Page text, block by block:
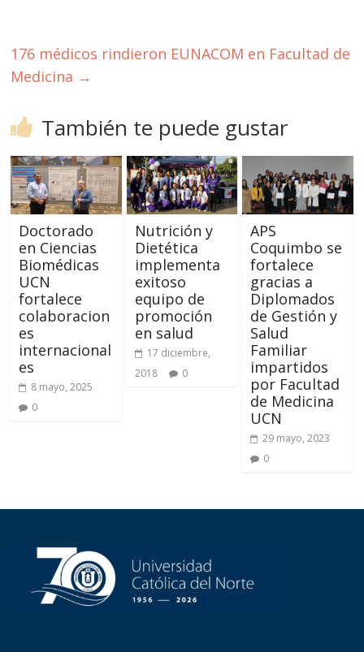
176 médicos rindieron EUNACOM en Facultad de
Medicina →
También te puede gustar
Doctorado
en Ciencias
Biomédicas
UCN
fortalece
colaboracion
es
internacional
es
8 mayo, 2025
0
Nutrición y
Dietética
implementa
exitoso
equipo de
promoción
en salud
17 diciembre,
2018
0
APS
Coquimbo se
fortalece
gracias a
Diplomados
de Gestión y
Salud
Familiar
impartidos
por Facultad
de Medicina
UCN
29 mayo, 2023
0